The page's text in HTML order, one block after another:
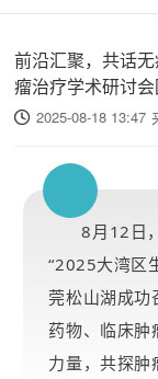
前沿汇聚，共话
瘤治疗学术研讨
2025-08-18 13:47
8月12日
“2025大湾区
莞松山湖成功
药物、临床肿
力量，共探肿